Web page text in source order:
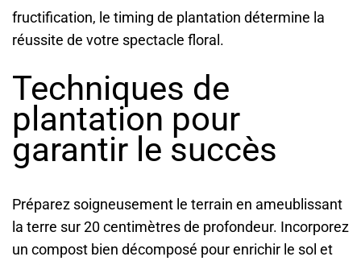
fructification, le timing de plantation détermine la
réussite de votre spectacle floral.
Techniques de
plantation pour
garantir le succès
Préparez soigneusement le terrain en ameublissant
la terre sur 20 centimètres de profondeur. Incorporez
un compost bien décomposé pour enrichir le sol et